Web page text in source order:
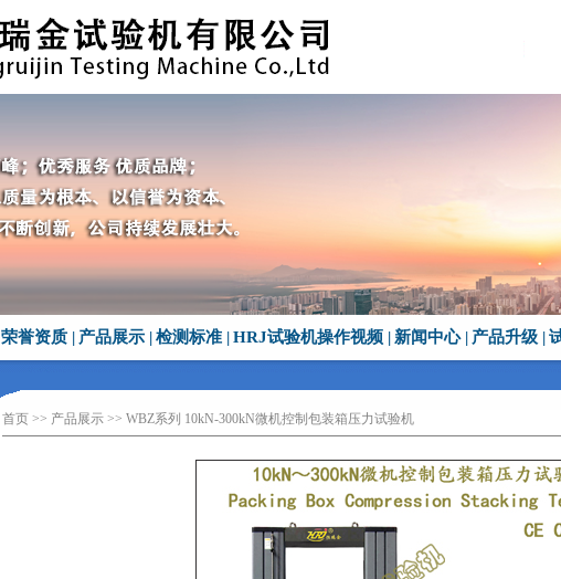
荣誉资质 | 产品展示 |检测标准 |HRJ试验机操作视频 | 新闻中心| 产品升级 |
首页>> 产品展示>> WBZ系列 10kN-300kN微机控制包装箱压力试验机